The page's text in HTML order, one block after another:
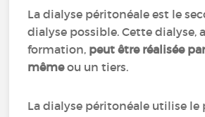
La dialyse péritonéale est le
dialyse possible. Cette dialyse,
formation, peut être réalisée
mêmeou un tiers.
La dialyse péritonéale utilise le